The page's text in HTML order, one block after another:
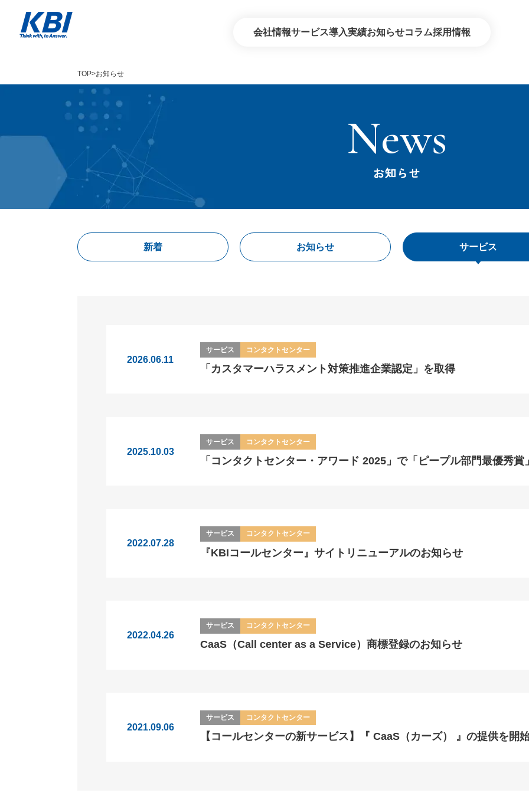
会社情報サービス導入実績お知らせコラム採用情報
サービス
TOP お知らせ
News
お知らせ
新着 お知らせ サービス
2026.06.11
サービス コンタクトセンター
「カスタマーハラスメント対策推進企業認定」を取得
2025.10.03
サービス コンタクトセンター
「コンタクトセンター・アワード 2025」で「ピープル部門最優秀賞
2022.07.28
サービス コンタクトセンター
『KBIコールセンター』サイトリニューアルのお知らせ
2022.04.26
サービス コンタクトセンター
CaaS（Call center as a Service）商標登録のお知らせ
2021.09.06
サービス コンタクトセンター
【コールセンターの新サービス】『 CaaS（カーズ） 』の提供を開